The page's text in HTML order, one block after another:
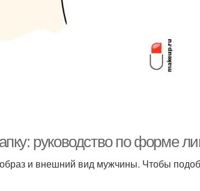
руководство по форме
и внешний вид мужчины. Чтобы